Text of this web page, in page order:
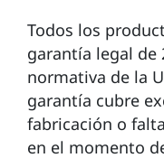
Todos los
garantía legal de
normativa de la
garantía cubre
fabricación o
en el momento